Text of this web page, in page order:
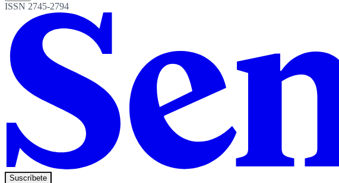
ISSN 2745-2794
Suscríbete